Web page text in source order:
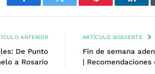
Facebook Twitter Pinterest
ANTERIOR
De Punto
a Rosario
ARTÍCULO SIGUIENTE
Fin de semana
|